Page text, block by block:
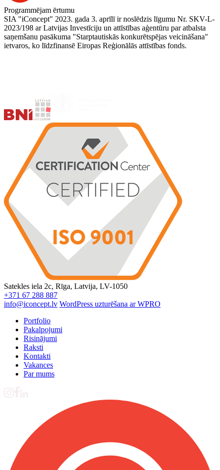
Programmējam ērtumu
SIA "iConcept" 2023. gada 3. aprīlī ir noslēdzis līgumu Nr. SKV-L-
2023/198 ar Latvijas Investīciju un attīstības aģentūru par atbalsta
saņemšanu pasākuma "Starptautiskās konkurētspējas veicināšana"
ietvaros, ko līdzfinansē Eiropas Reģionālās attīstības fonds.
Satekles iela 2c, Rīga, Latvija, LV-1050
+371 67 288 887
info@iconcept.lv WordPress uzturēšana ar WPRO
Portfolio
Pakalpojumi
Risinājumi
Raksti
Kontakti
Vakances
Par mums